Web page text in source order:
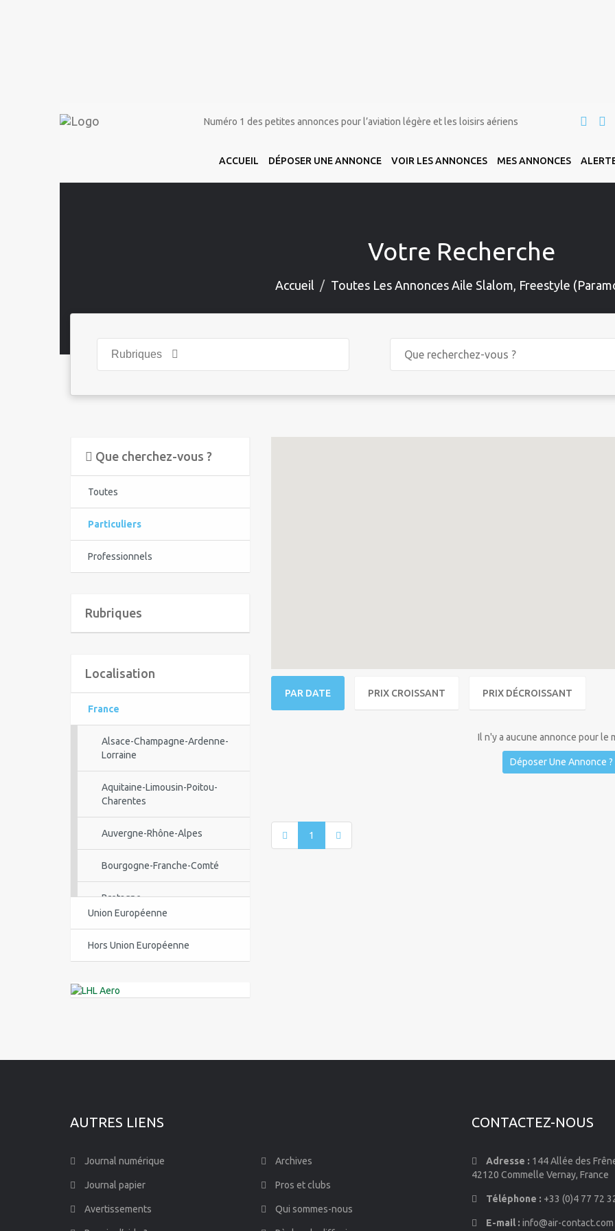
Numéro 1 des petites annonces pour l’aviation légère et les loisirs aériens
ACCUEIL DÉPOSER UNE ANNONCE VOIR LES ANNONCES MES ANNONCES
Votre Recherche
Accueil Toutes Les Annonces Aile Slalom, Freestyle
Rubriques
Que cherchez-vous ?
Toutes
Particuliers
Professionnels
Rubriques
Localisation
France
Alsace-Champagne-Ardenne-
Lorraine
Aquitaine-Limousin-Poitou-
Charentes
Auvergne-Rhône-Alpes
Bourgogne-Franche-Comté
Bretagne
Centre-Val de Loire
Corse
Guadeloupe
Île-de-France
Languedoc-Roussillon-Midi-
Mayotte
Union Européenne
Hors Union Européenne
PAR DATE PRIX CROISSANT PRIX DÉCROISSANT
Il n'y a aucune annonce pour le
Déposer Une Annonce ?
1
AUTRES LIENS
Journal numérique Archives
Journal papier Pros et clubs
Avertissements Qui sommes-nous
CONTACTEZ-NOUS
Adresse : 144 Allée des
42120 Commelle Vernay, France
Téléphone : +33 (0)4 77 72
E-mail : info@air-contact.com